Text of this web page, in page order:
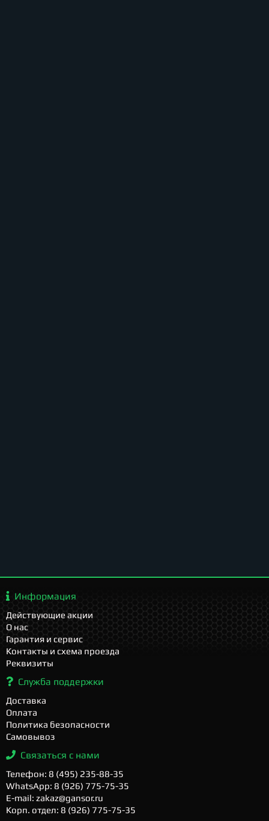
Информация
Действующие акции
О нас
Гарантия и сервис
Контакты и схема проезда
Реквизиты
Служба поддержки
Доставка
Оплата
Политика безопасности
Самовывоз
Связаться с нами
Телефон: 8 (495) 235-88-35
WhatsApp: 8 (926) 775-75-35
E-mail: zakaz@gansor.ru
Корп. отдел: 8 (926) 775-75-35